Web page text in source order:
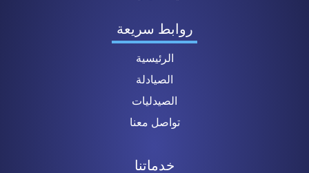
روابط سريعة
الرئيسية
الصيادلة
الصيدليات
تواصل معنا
خدماتنا